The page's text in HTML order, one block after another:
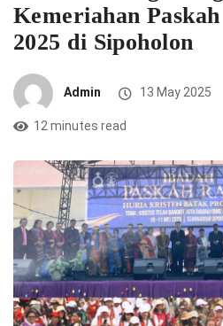
Kemeriahan
2025 di Sipoholon
Admin 13 May 2025
12 minutes read